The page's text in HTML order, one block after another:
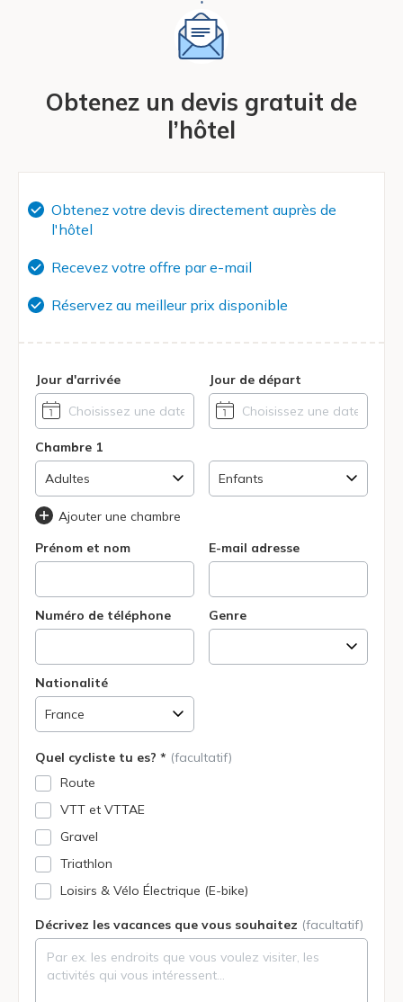
Obtenez un devis gratuit de
l’hôtel
Obtenez votre devis directement auprès de
l'hôtel
Recevez votre offre par e-mail
Réservez au meilleur prix disponible
Jour d'arrivée Jour de départ
Chambre 1
Ajouter une chambre
Prénom et nom
E-mail adresse
Numéro de téléphone Genre
Nationalité
Quel cycliste tu es? * (facultatif)
Route
VTT et VTTAE
Gravel
Triathlon
Loisirs & Vélo Électrique (E-bike)
Décrivez les vacances que vous souhaitez (facultatif)